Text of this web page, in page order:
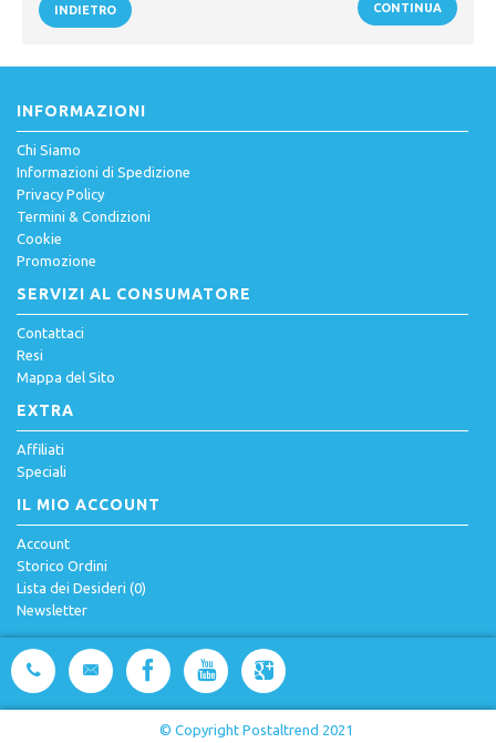
INDIETRO CONTINUA
INFORMAZIONI
Chi Siamo
Informazioni di Spedizione
Privacy Policy
Termini & Condizioni
Cookie
Promozione
SERVIZI AL CONSUMATORE
Contattaci
Resi
Mappa del Sito
EXTRA
Affiliati
Speciali
IL MIO ACCOUNT
Account
Storico Ordini
Lista dei Desideri (0)
Newsletter
© Copyright Postaltrend 2021